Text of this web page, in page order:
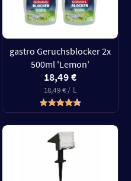
gastro Geruchsblocker 2x
500ml 'Lemon'
18,49 €
18,49 € / L